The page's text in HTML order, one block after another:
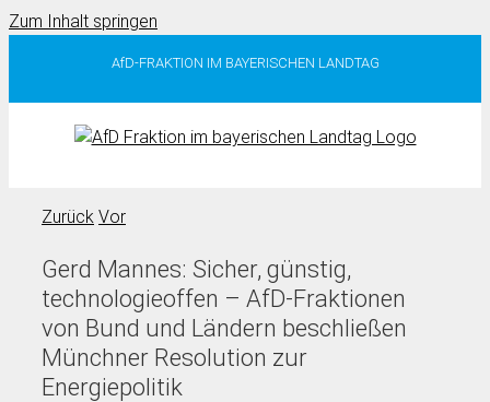
Zum Inhalt springen
AfD-FRAKTION IM BAYERISCHEN LANDTAG
Zurück Vor
Gerd Mannes: Sicher, günstig,
technologieoffen – AfD-Fraktionen
von Bund und Ländern beschließen
Münchner Resolution zur
Energiepolitik